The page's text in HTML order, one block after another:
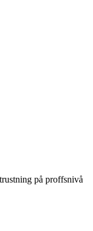
på proffsnivå